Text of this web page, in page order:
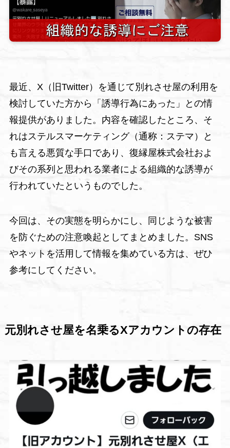
最近、X（旧Twitter）を通じて別れさせ屋の利用を
検討していた方から「誘導行為にあった」との情
報提供がありました。内容を確認したところ、そ
れはステルスマーケティング（通称：ステマ）と
も言える悪質な手口であり、復縁屋株式会社およ
びその系列と思われる業者による組織的な誘導が
行われていたというものでした。
今回は、その実態を明らかにし、同じような被害
を防ぐための注意喚起としてまとめました。SNS
やネットを活用して情報を集めている方は、ぜひ
参考にしてください。
元別れさせ屋を名乗るXアカウントの存在